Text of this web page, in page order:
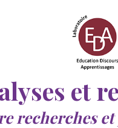
et
recherches